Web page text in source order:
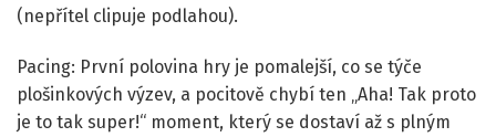
(nepřítel clipuje podlahou).
Pacing: První polovina hry je pomalejší, co se týče
plošinkových výzev, a pocitově chybí ten „Aha! Tak proto
je to tak super!“ moment, který se dostaví až s plným